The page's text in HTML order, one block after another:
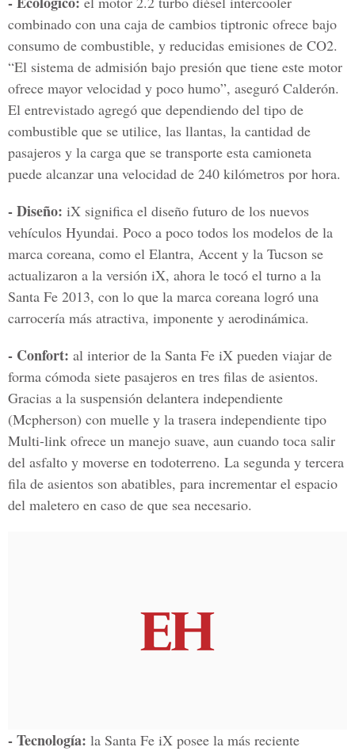
combinado con una caja de cambios tiptronic ofrece bajo
consumo de combustible, y reducidas emisiones de CO2.
“El sistema de admisión bajo presión que tiene este motor
ofrece mayor velocidad y poco humo”, aseguró Calderón.
El entrevistado agregó que dependiendo del tipo de
combustible que se utilice, las llantas, la cantidad de
pasajeros y la carga que se transporte esta camioneta
puede alcanzar una velocidad de 240 kilómetros por hora.
- Diseño: iX significa el diseño futuro de los nuevos
vehículos Hyundai. Poco a poco todos los modelos de la
marca coreana, como el Elantra, Accent y la Tucson se
actualizaron a la versión iX, ahora le tocó el turno a la
Santa Fe 2013, con lo que la marca coreana logró una
carrocería más atractiva, imponente y aerodinámica.
- Confort: al interior de la Santa Fe iX pueden viajar de
forma cómoda siete pasajeros en tres filas de asientos.
Gracias a la suspensión delantera independiente
(Mcpherson) con muelle y la trasera independiente tipo
Multi-link ofrece un manejo suave, aun cuando toca salir
del asfalto y moverse en todoterreno. La segunda y tercera
fila de asientos son abatibles, para incrementar el espacio
del maletero en caso de que sea necesario.
- Tecnología: la Santa Fe iX posee la más reciente